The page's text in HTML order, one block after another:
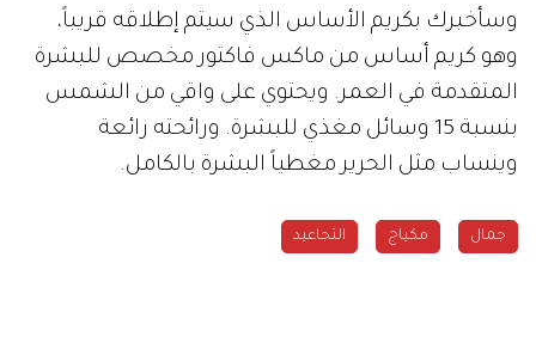
وسأخبرك بكريم الأساس الذي سيتم إطلاقه قريباً،
وهو كريم أساس من ماكس فاكتور مخصص للبشرة
المتقدمة في العمر. ويحتوي على واقي من الشمس
بنسبة 15 وسائل مغذي للبشرة. ورائحته رائعة
وينساب مثل الحرير مغطياً البشرة بالكامل.
جمال مكياج التجاعيد